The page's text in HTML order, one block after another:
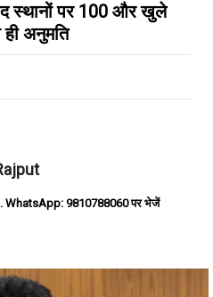
स्थानों पर 100 और खुले
ही अनुमति
WhatsApp: 9810788060 पर भेजें